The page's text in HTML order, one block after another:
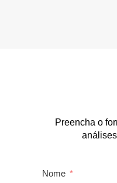
Preencha o
Nome